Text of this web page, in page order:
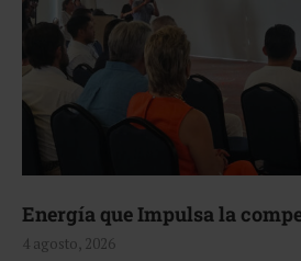
Energía que Impulsa la
4 agosto, 2026